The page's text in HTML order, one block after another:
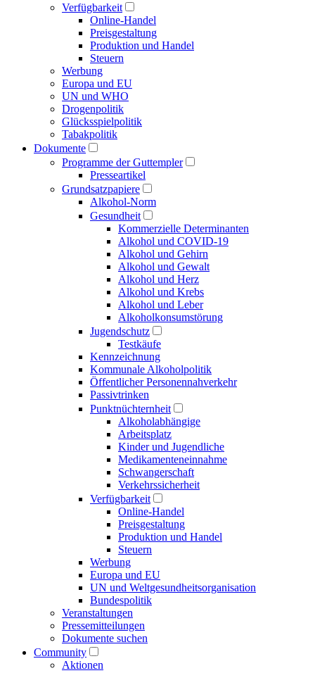
Verfügbarkeit
Online-Handel
Preisgestaltung
Produktion und Handel
Steuern
Werbung
Europa und EU
UN und WHO
Drogenpolitik
Glücksspielpolitik
Tabakpolitik
Dokumente
Programme der Guttempler
Presse­artikel
Grundsatzpapiere
Alkohol-Norm
Gesundheit
Kommerzielle Determinanten
Alkohol und COVID-19
Alkohol und Gehirn
Alkohol und Gewalt
Alkohol und Herz
Alkohol und Krebs
Alkohol und Leber
Alkoholkonsumstörung
Jugendschutz
Testkäufe
Kennzeichnung
Kommunale Alkoholpolitik
Öffentlicher Personen­nahverkehr
Passivtrinken
Punkt­nüchternheit
Alkohol­abhängige
Arbeitsplatz
Kinder und Jugendliche
Medikamenten­einnahme
Schwangerschaft
Verkehrs­sicherheit
Verfügbarkeit
Online-Handel
Preisgestaltung
Produktion und Handel
Steuern
Werbung
Europa und EU
UN und Welt­gesundheits­organisation
Bundespolitik
Veranstaltungen
Presse­mitteilungen
Dokumente suchen
Community
Aktionen